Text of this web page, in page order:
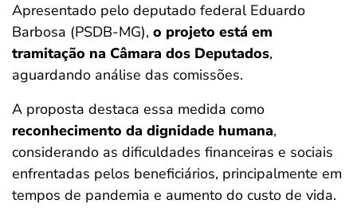
Apresentado pelo deputado federal Eduardo
Barbosa (PSDB-MG), o projeto está em
tramitação na Câmara dos Deputados,
aguardando análise das comissões.
A proposta destaca essa medida como
reconhecimento da dignidade humana,
considerando as dificuldades financeiras e sociais
enfrentadas pelos beneficiários, principalmente em
tempos de pandemia e aumento do custo de vida.